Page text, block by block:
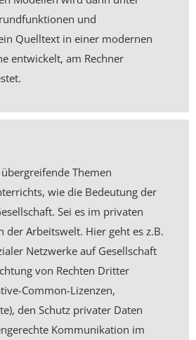
und
Quelltext in einer modernen
entwickelt, am Rechner
Themen
wie die Bedeutung der
Sei es im privaten
der Arbeitswelt. Hier geht es z.B.
Netzwerke auf Gesellschaft
von Rechten Dritter
Common-Lizenzen,
den Schutz privater Daten
Kommunikation im